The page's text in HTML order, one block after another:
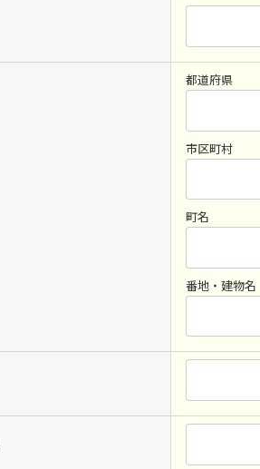
都道府県
市区町村
町名
番地・建物名